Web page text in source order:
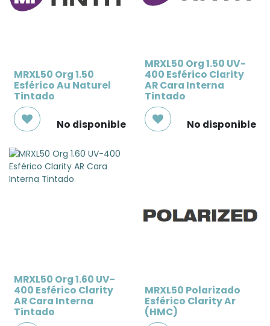
MRXL50 Org 1.50
Esférico Au Naturel
Tintado
No disponible
MRXL50 Org 1.50 UV-
400 Esférico Clarity
AR Cara Interna
Tintado
No disponible
MRXL50 Org 1.60 UV-
400 Esférico Clarity
AR Cara Interna
Tintado
MRXL50 Polarizado
Esférico Clarity Ar
(HMC)